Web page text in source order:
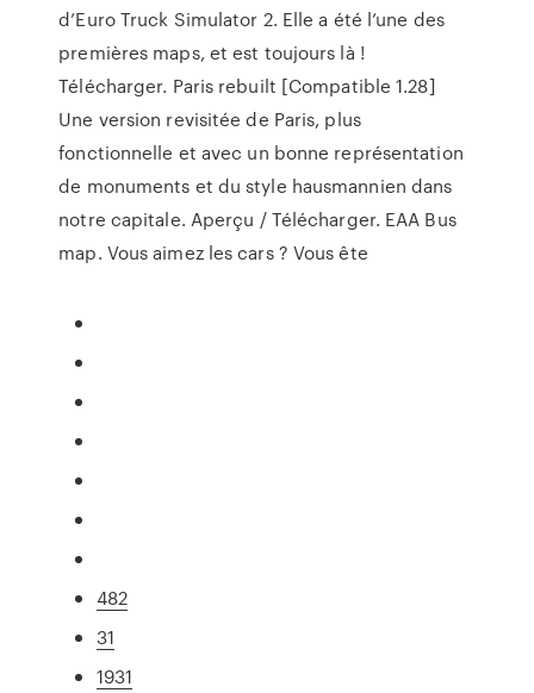
d’Euro Truck Simulator 2. Elle a été l’une des
premières maps, et est toujours là !
Télécharger. Paris rebuilt [Compatible 1.28]
Une version revisitée de Paris, plus
fonctionnelle et avec un bonne représentation
de monuments et du style hausmannien dans
notre capitale. Aperçu / Télécharger. EAA Bus
map. Vous aimez les cars ? Vous ête
482
31
1931